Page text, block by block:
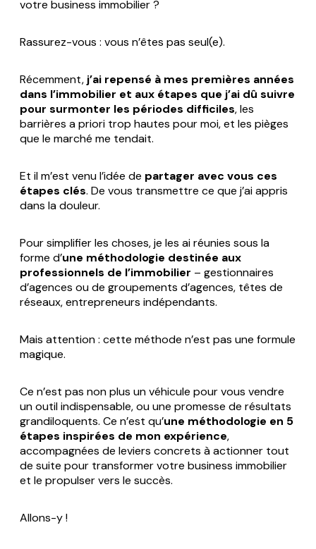
votre business immobilier ?
Rassurez-vous : vous n’êtes pas seul(e).
Récemment, j’ai repensé à mes premières années
dans l’immobilier et aux étapes que j’ai dû suivre
pour surmonter les périodes difficiles, les
barrières a priori trop hautes pour moi, et les pièges
que le marché me tendait.
Et il m’est venu l’idée de partager avec vous ces
étapes clés. De vous transmettre ce que j’ai appris
dans la douleur.
Pour simplifier les choses, je les ai réunies sous la
forme d’une méthodologie destinée aux
professionnels de l’immobilier – gestionnaires
d’agences ou de groupements d’agences, têtes de
réseaux, entrepreneurs indépendants.
Mais attention : cette méthode n’est pas une formule
magique.
Ce n’est pas non plus un véhicule pour vous vendre
un outil indispensable, ou une promesse de résultats
grandiloquents. Ce n’est qu’une méthodologie en 5
étapes inspirées de mon expérience,
accompagnées de leviers concrets à actionner tout
de suite pour transformer votre business immobilier
et le propulser vers le succès.
Allons-y !